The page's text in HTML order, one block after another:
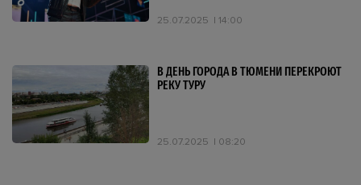
25.07.2025 14:00
В ДЕНЬ ГОРОДА В ТЮМЕНИ ПЕРЕКРОЮТ
РЕКУ ТУРУ
25.07.2025 08:20